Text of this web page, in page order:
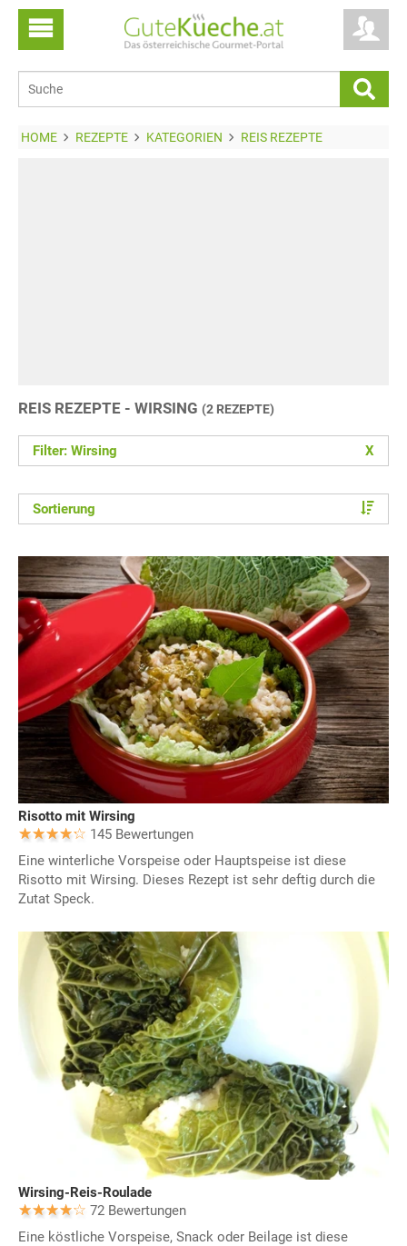
HOME REZEPTE KATEGORIEN REIS REZEPTE
REIS REZEPTE - WIRSING (2 REZEPTE)
Filter: Wirsing X
Sortierung
Risotto mit Wirsing
145 Bewertungen
Eine winterliche Vorspeise oder Hauptspeise ist diese
Risotto mit Wirsing. Dieses Rezept ist sehr deftig durch die
Zutat Speck.
Wirsing-Reis-Roulade
72 Bewertungen
Eine köstliche Vorspeise, Snack oder Beilage ist diese